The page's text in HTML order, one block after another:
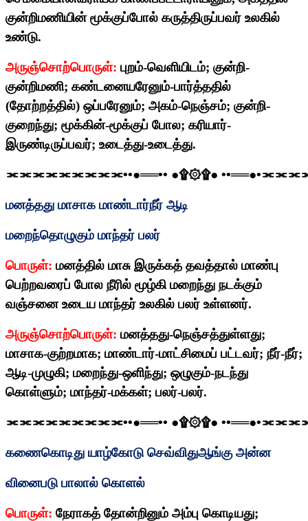
குன்றிமணியின் மூக்குப்போல் கருத்திருப்பவர் உலகில்
உண்டு.
அருஞ்சொற்பொருள்: புறம்-வெளியிடம்; குன்றி-
குன்றிமணி; கண்டனையரேனும்-பார்த்ததில்
(தோற்றத்தில்) ஒப்பரேனும்; அகம்-நெஞ்சம்; குன்றி-
குறைந்து; மூக்கின்-மூக்குப் போல; கரியார்-
இருண்டிருப்பவர்; உடைத்து-உடைத்து.
⫘⫘⫘⫘⫘⫘⫘⫘⫘••●══•• ●۩۞۩● ••══●•
மனத்தது மாசாக மாண்டார்நீர் ஆடி
மறைந்தொழுகும் மாந்தர் பலர்
பொருள்: மனத்தில் மாசு இருக்கத் தவத்தால் மாண்பு
பெற்றவரைப் போல நீரில் மூழ்கி மறைந்து நடக்கும்
வஞ்சனை உடைய மாந்தர் உலகில் பலர் உள்ளனர்.
அருஞ்சொற்பொருள்: மனத்தது-நெஞ்சத்துள்ளது;
மாசாக-குற்றமாக; மாண்டார்-மாட்சிமைப் பட்டவர்; நீர்-நீர்;
ஆடி-முழுகி; மறைந்து-ஒளிந்து; ஒழுகும்-நடந்து
கொள்ளும்; மாந்தர்-மக்கள்; பலர்-பலர்.
⫘⫘⫘⫘⫘⫘⫘⫘⫘••●══•• ●۩۞۩● ••══●•
கணைகொடிது யாழ்கோடு செவ்விதுஆங்கு அன்ன
வினைபடு பாலால் கொளல்
பொருள்: நேராகத் தோன்றினும் அம்பு கொடியது;